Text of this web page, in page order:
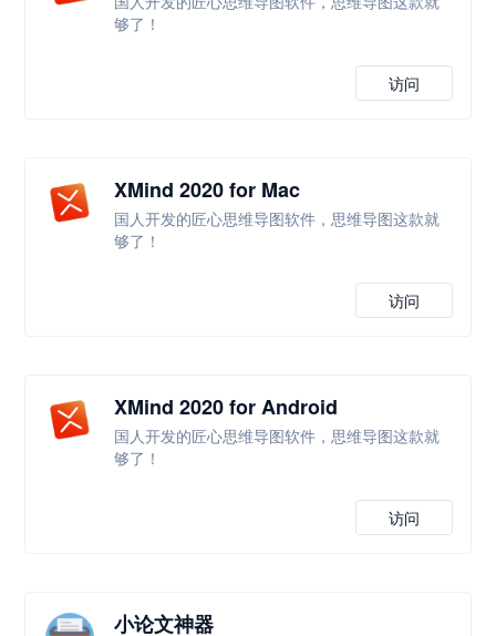
够了！
访问
XMind 2020 for Mac
国人开发的匠心思维导图软件，思维导图这款就
够了！
访问
XMind 2020 for Android
国人开发的匠心思维导图软件，思维导图这款就
够了！
访问
小论文神器